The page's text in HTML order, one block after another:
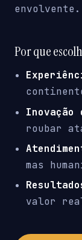
envolvente.
Por que
Inovação
roubar
mas
valor